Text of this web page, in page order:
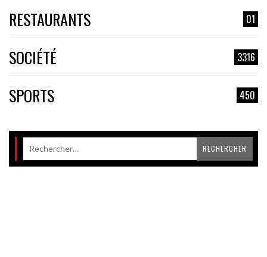
RESTAURANTS 01
SOCIÉTÉ 3316
SPORTS 450